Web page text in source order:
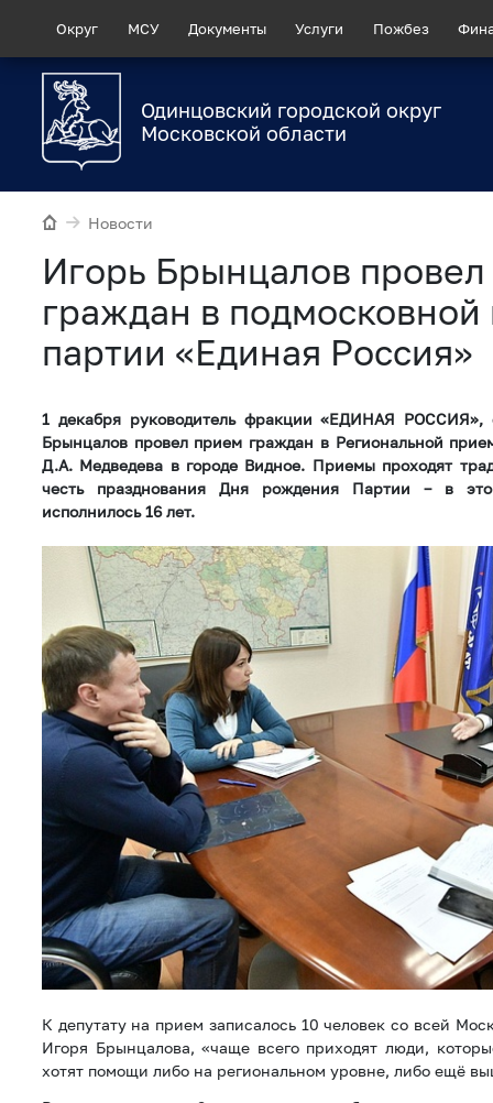
Округ МСУ Документы Услуги Пожбез
Одинцовский городской округ
Московской области
Новости
Игорь Брынцалов
граждан в
партии «Единая Россия»
1 декабря руководитель фракции «ЕДИНАЯ РОССИЯ»,
Брынцалов провел прием граждан в Региональной
Д.А. Медведева в городе Видное. Приемы проходят
честь празднования Дня рождения Партии – в
исполнилось 16 лет.
К депутату на прием записалось 10 человек со всей
Игоря Брынцалова, «чаще всего приходят люди,
хотят помощи либо на региональном уровне, либо ещё